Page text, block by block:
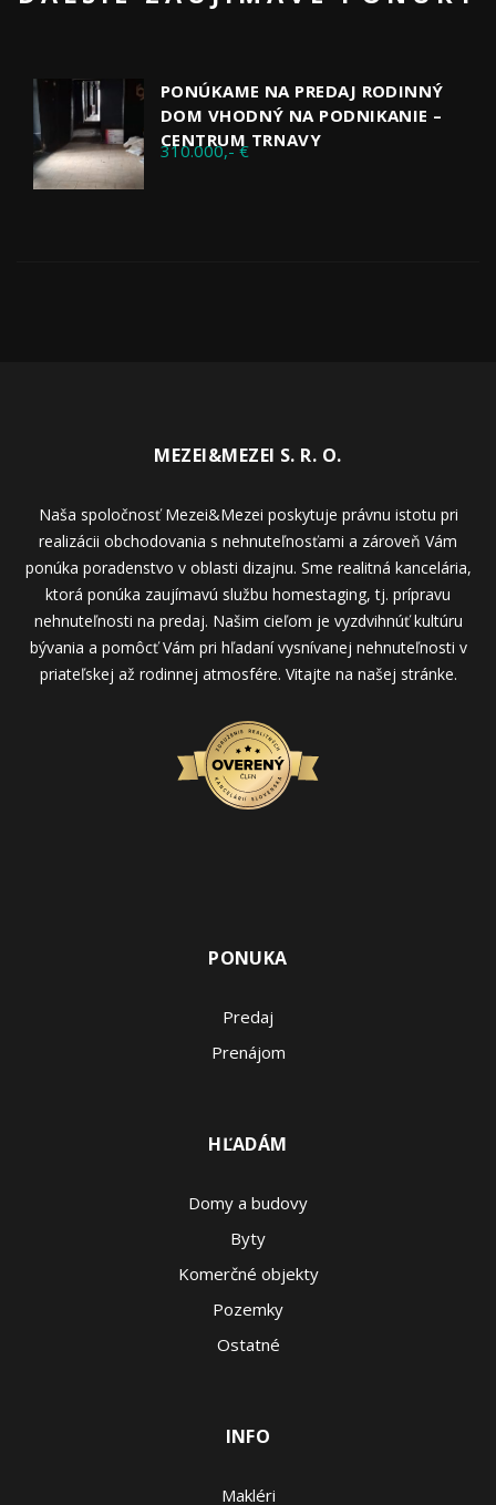
PONÚKAME NA PREDAJ RODINNÝ
DOM VHODNÝ NA PODNIKANIE –
CENTRUM TRNAVY
310.000,- €
MEZEI&MEZEI S. R. O.
Naša spoločnosť Mezei&Mezei poskytuje právnu istotu pri
realizácii obchodovania s nehnuteľnosťami a zároveň Vám
ponúka poradenstvo v oblasti dizajnu. Sme realitná kancelária,
ktorá ponúka zaujímavú službu homestaging, tj. prípravu
nehnuteľnosti na predaj. Našim cieľom je vyzdvihnúť kultúru
bývania a pomôcť Vám pri hľadaní vysnívanej nehnuteľnosti v
priateľskej až rodinnej atmosfére. Vitajte na našej stránke.
PONUKA
Predaj
Prenájom
HĽADÁM
Domy a budovy
Byty
Komerčné objekty
Pozemky
Ostatné
INFO
Makléri